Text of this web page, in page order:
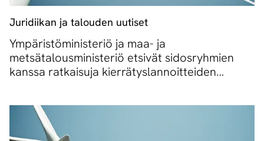
Juridiikan ja talouden uutiset
Ympäristöministeriö ja maa- ja
metsätalousministeriö etsivät sidosryhmien
kanssa ratkaisuja kierrätyslannoitteiden